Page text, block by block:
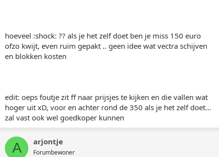
hoeveel :shock: ?? als je het zelf doet ben je miss 150 euro
ofzo kwijt, even ruim gepakt .. geen idee wat vectra schijven
en blokken kosten
edit: oeps foutje zit ff naar prijsjes te kijken en die vallen wat
hoger uit xD, voor en achter rond de 350 als je het zelf doet...
zal vast ook wel goedkoper kunnen
A arjontje
Forumbewoner